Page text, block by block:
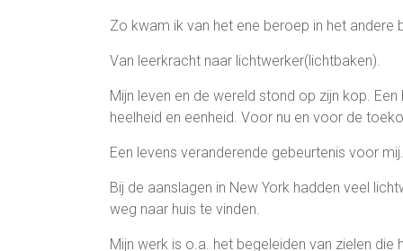
Zo kwam ik van het ene beroep in het andere
Van leerkracht naar lichtwerker(lichtbaken).
Mijn leven en de wereld stond op zijn kop. Een
heelheid en eenheid. Voor nu en voor de
Een levens veranderende gebeurtenis voor mij.
Bij de aanslagen in New York hadden veel
weg naar huis te vinden.
Mijn werk is o.a. het begeleiden van zielen die